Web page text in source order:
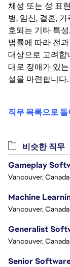
체성 또는 성 표
병, 임신, 결혼,
호되는 기타 특
법률에 따라 전
대상으로 고려합
대로 장애가 있
설을 마련합니다.
직무 목록으로
비슷한 직무
Gameplay
Vancouver, Canada
Machine
Vancouver, Canada
Generalist
Vancouver, Canada